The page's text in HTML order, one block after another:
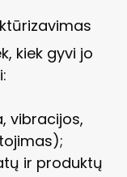
kiek gyvi jo
vibracijos,
ir produktų